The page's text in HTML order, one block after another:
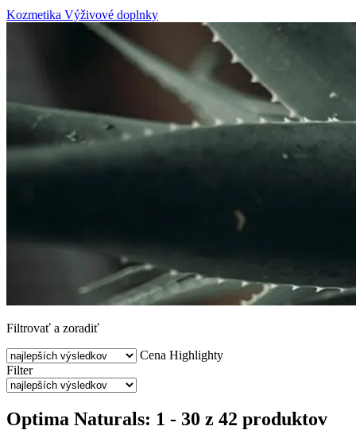
Kozmetika Výživové doplnky
Filtrovať a zoradiť
Cena Highlighty
Filter
Optima Naturals: 1 - 30 z 42 produktov